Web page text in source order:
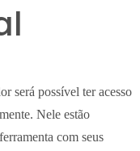
será possível ter acesso
Nele estão
com seus